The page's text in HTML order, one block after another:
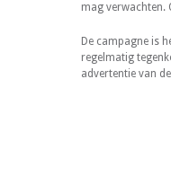
mag verwachten.
De campagne is
regelmatig
advertentie van